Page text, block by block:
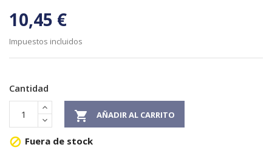
10,45 €
Impuestos incluidos
Cantidad
 AÑADIR AL CARRITO
 Fuera de stock